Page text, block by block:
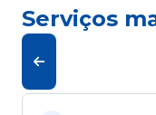
Serviços